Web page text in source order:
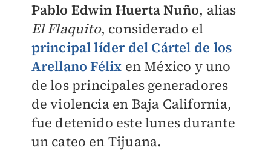
Pablo Edwin Huerta Nuño, alias
El Flaquito, considerado el
principal líder del Cártel de los
Arellano Félix en México y uno
de los principales generadores
de violencia en Baja California,
fue detenido este lunes durante
un cateo en Tijuana.